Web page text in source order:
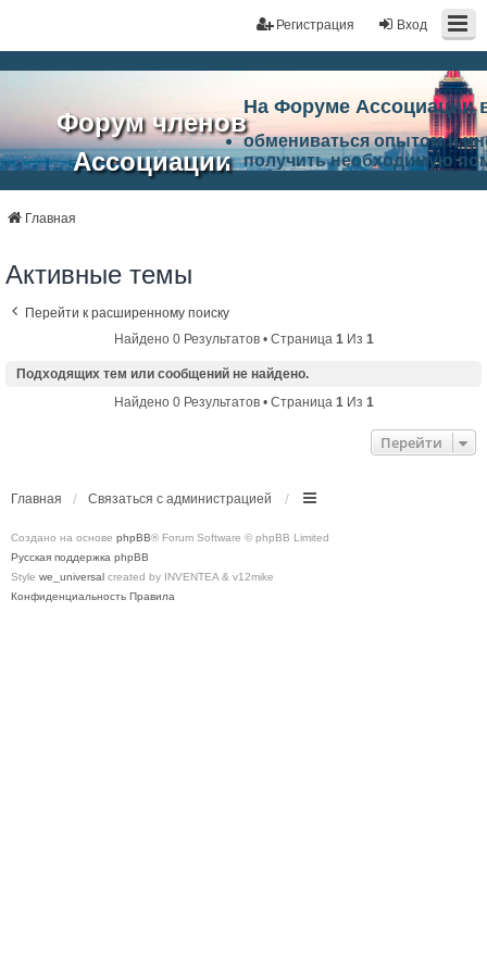
Вход
Регистрация
Форум членов
Ассоциации
портал"
На Форуме Ассоциации
обмениваться опытом и
получить необходимую
Главная
Активные темы
Перейти к расширенному поиску
Найдено 0 Результатов • Страница 1 Из 1
Подходящих тем или сообщений не найдено.
Найдено 0 Результатов • Страница 1 Из 1
Перейти
Главная Связаться с администрацией
Создано на основе phpBB® Forum Software © phpBB Limited
Русская поддержка phpBB
Style we_universal created by INVENTEA & v12mike
Конфиденциальность Правила